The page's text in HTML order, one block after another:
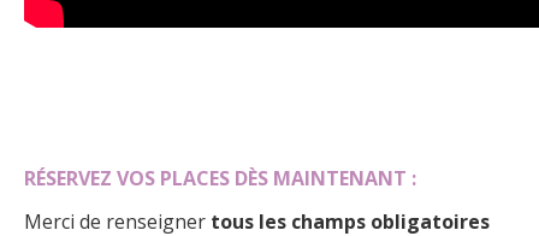
RÉSERVEZ VOS PLACES DÈS MAINTENANT :
Merci de renseigner tous les champs obligatoires